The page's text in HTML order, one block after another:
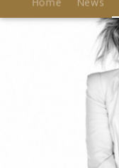
Mixes